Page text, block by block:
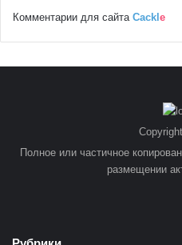
Комментарии для сайта Cackl e
Полное или частичное
размещении